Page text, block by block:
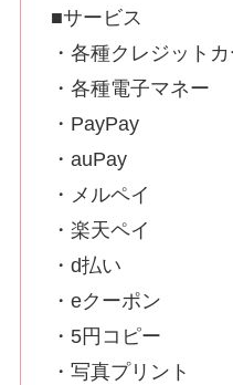
■サービス
・各種クレジット
・各種電子マネー
・PayPay
・auPay
・メルペイ
・楽天ペイ
・d払い
・eクーポン
・5円コピー
・写真プリント